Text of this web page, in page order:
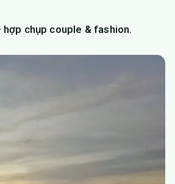
chụp couple & fashion.